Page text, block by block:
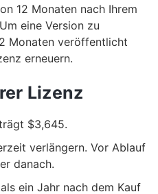
12 Monaten nach Ihrem
eine Version zu
Monaten veröffentlicht
erneuern.
Lizenz
$3,645.
verlängern. Vor Ablauf
danach.
ein Jahr nach dem Kauf